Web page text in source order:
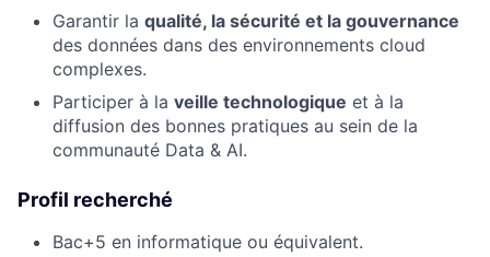
Garantir la qualité, la sécurité et la gouvernance
des données dans des environnements cloud
complexes.
Participer à la veille technologique et à la
diffusion des bonnes pratiques au sein de la
communauté Data & AI.
Profil recherché
Bac+5 en informatique ou équivalent.